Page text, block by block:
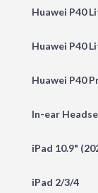
Huawei P40
Huawei P40
Huawei P40
In-ear
iPad 10.9"
iPad 2/3/4